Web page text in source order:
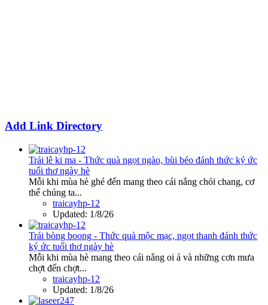
Add Link Directory
Trái lê ki ma - Thức quà ngọt ngào, bùi béo đánh thức ký ức
tuổi thơ ngày hè
Mỗi khi mùa hè ghé đến mang theo cái nắng chói chang, cơ
thể chúng ta...
traicayhp-12
Updated: 1/8/26
Trái bòng boong - Thức quà mộc mạc, ngọt thanh đánh thức
ký ức tuổi thơ ngày hè
Mỗi khi mùa hè mang theo cái nắng oi ả và những cơn mưa
chợt đến chợt...
traicayhp-12
Updated: 1/8/26